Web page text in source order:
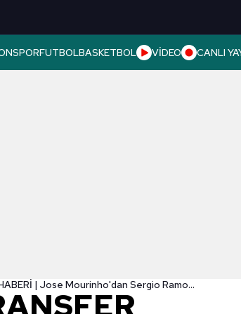
FUTBOLBASKETBOL VİDEO CANLI
FENERBAHÇE TRANSFER HABERİ | Jose Mourinho'dan Sergio Ramos'a telefon!